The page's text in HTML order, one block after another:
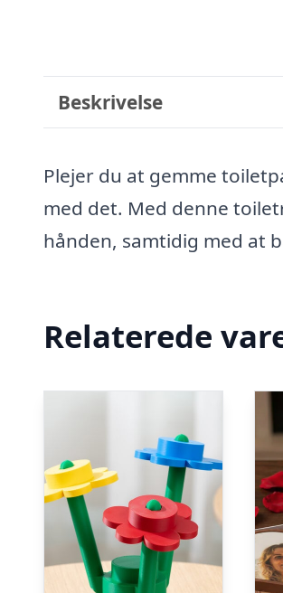
Beskrivelse
Plejer du at gemme
med det. Med denne
hånden, samtidig med at
Relaterede